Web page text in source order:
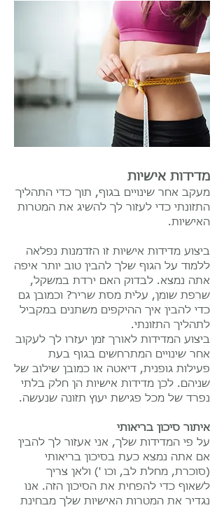
מדידות אישיות
מעקב אחר שינויים בגוף, תוך כדי התהליך
התזונתי כדי לעזור לך להשיג את המטרות
האישיות.
ביצוע מדידות אישיות זו הזדמנות נפלאה
ללמוד על הגוף שלך להבין טוב יותר איפה
אתה נמצא. לבדוק האם ירדת במשקל,
שרפת שומן, עלית מסת שריר? וכמובן גם
כדי להבין איך ההיקפים משתנים במקביל
לתהליך התזונתי.
ביצוע המדידות לאורך זמן יעזרו לך לעקוב
אחר שינויים המתרחשים בגוף בעת
פעילות גופנית, דיאטה או כמובן שילוב של
שניהם. לכן מדידות אישיות הן חלק בלתי
נפרד של מכל פגישת יעוץ תזונה שנעשה.
איתור סיכון בריאותי
על פי המדידות שלך, אני אעזור לך להבין
אם אתה נמצא כעת בסיכון בריאותי
(סוכרת, מחלת לב, וכו ') ולאן צריך
לשאוף כדי להפחית את הסיכון הזה. אנו
נגדיר את המטרות האישיות שלך מבחינת